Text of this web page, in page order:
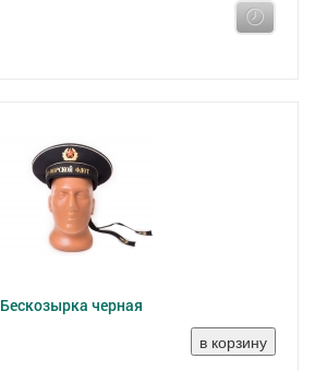
Бескозырка черная